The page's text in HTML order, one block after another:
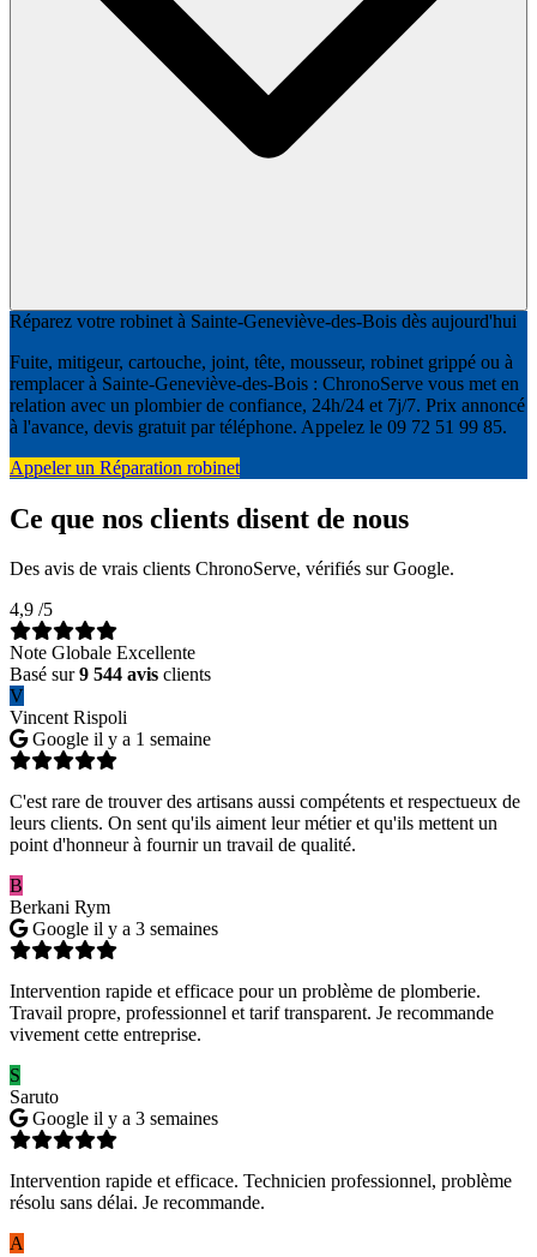
Réparez votre robinet à Sainte-Geneviève-des-Bois dès aujourd'hui
Fuite, mitigeur, cartouche, joint, tête, mousseur, robinet grippé ou à
remplacer à Sainte-Geneviève-des-Bois : ChronoServe vous met en
relation avec un plombier de confiance, 24h/24 et 7j/7. Prix annoncé
à l'avance, devis gratuit par téléphone. Appelez le 09 72 51 99 85.
Appeler un Réparation robinet
Ce que nos clients disent de nous
Des avis de vrais clients ChronoServe, vérifiés sur Google.
4,9 /5
Note Globale Excellente
Basé sur9 544 avis clients
V
Vincent Rispoli
Google il y a 1 semaine
C'est rare de trouver des artisans aussi compétents et respectueux de
leurs clients. On sent qu'ils aiment leur métier et qu'ils mettent un
point d'honneur à fournir un travail de qualité.
B
Berkani Rym
Google il y a 3 semaines
Intervention rapide et efficace pour un problème de plomberie.
Travail propre, professionnel et tarif transparent. Je recommande
vivement cette entreprise.
S
Saruto
Google il y a 3 semaines
Intervention rapide et efficace. Technicien professionnel, problème
résolu sans délai. Je recommande.
A